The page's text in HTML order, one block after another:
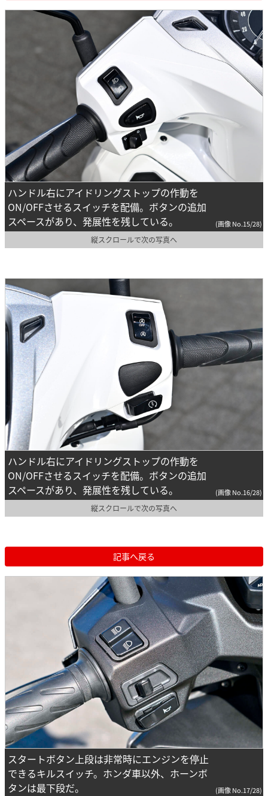
ハンドル右にアイドリングストップの作動を
ON/OFFさせるスイッチを配備。ボタンの追加
スペースがあり、発展性を残している。
(画像 No.15/28)
縦スクロールで次の写真へ
ハンドル右にアイドリングストップの作動を
ON/OFFさせるスイッチを配備。ボタンの追加
スペースがあり、発展性を残している。
(画像 No.16/28)
縦スクロールで次の写真へ
記事へ戻る
スタートボタン上段は非常時にエンジンを停止
できるキルスイッチ。ホンダ車以外、ホーンボ
タンは最下段だ。
(画像 No.17/28)